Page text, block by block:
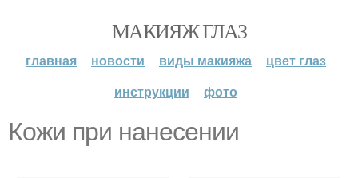
МАКИЯЖ ГЛАЗ
главная новости виды макияжа
цвет глаз
инструкции
фото
Кожи при нанесении